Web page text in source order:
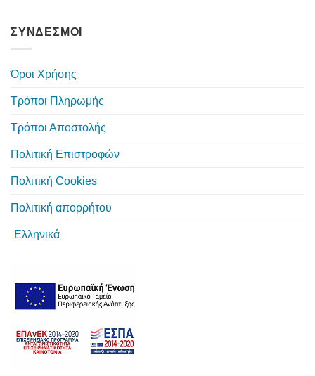
ΣΥΝΔΕΣΜΟΙ
Όροι Χρήσης
Τρόποι Πληρωμής
Τρόποι Αποστολής
Πολιτική Επιστροφών
Πολιτική Cookies
Πολιτική απορρήτου
Ελληνικά